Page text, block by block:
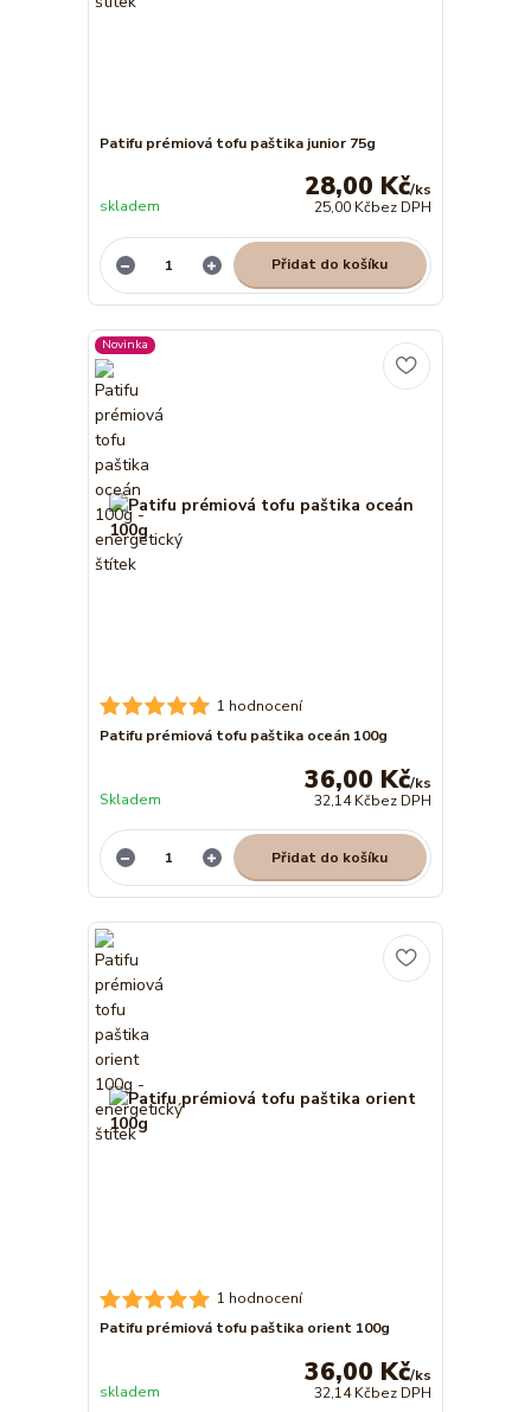
Patifu prémiová tofu paštika junior 75g
28,00 Kč/ks
25,00 Kčbez DPH
skladem
Přidat do košíku
Novinka
1 hodnocení
Patifu prémiová tofu paštika oceán 100g
36,00 Kč/ks
32,14 Kčbez DPH
Skladem
Přidat do košíku
1 hodnocení
Patifu prémiová tofu paštika orient 100g
36,00 Kč/ks
32,14 Kčbez DPH
skladem